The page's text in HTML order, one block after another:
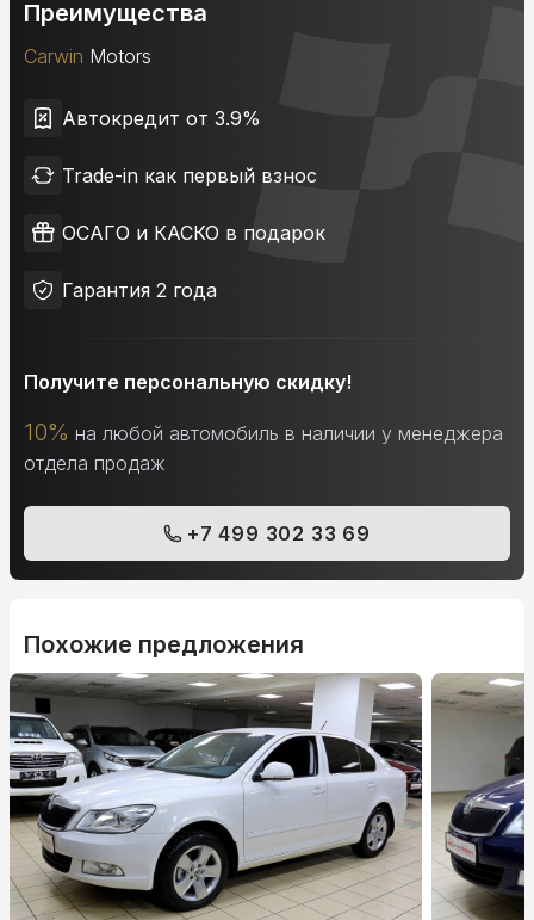
Преимущества
Carwin Motors
Автокредит от 3.9%
Trade-in как первый взнос
ОСАГО и КАСКО в подарок
Гарантия 2 года
Получите персональную скидку!
10% на любой автомобиль в наличии у менеджера
отдела продаж
+7 499 302 33 69
Похожие предложения